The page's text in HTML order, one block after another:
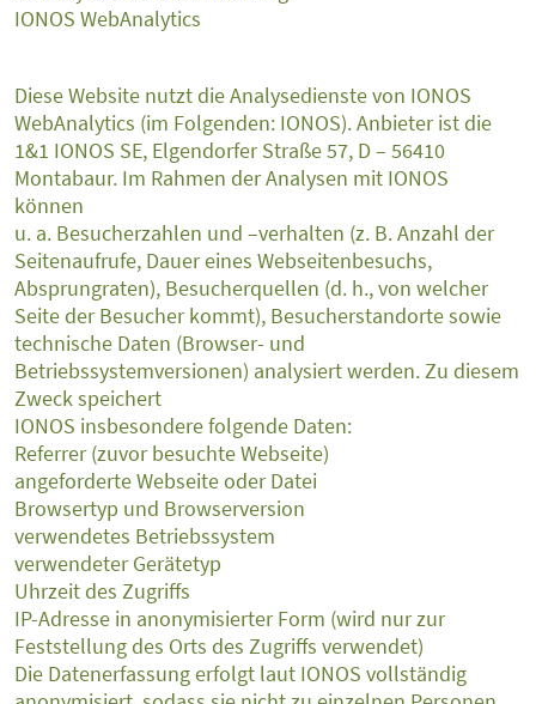
IONOS WebAnalytics
Diese Website nutzt die Analysedienste von IONOS
WebAnalytics (im Folgenden: IONOS). Anbieter ist die
1&1 IONOS SE, Elgendorfer Straße 57, D – 56410
Montabaur. Im Rahmen der Analysen mit IONOS
können
u. a. Besucherzahlen und –verhalten (z. B. Anzahl der
Seitenaufrufe, Dauer eines Webseitenbesuchs,
Absprungraten), Besucherquellen (d. h., von welcher
Seite der Besucher kommt), Besucherstandorte sowie
technische Daten (Browser- und
Betriebssystemversionen) analysiert werden. Zu diesem
Zweck speichert
IONOS insbesondere folgende Daten:
Referrer (zuvor besuchte Webseite)
angeforderte Webseite oder Datei
Browsertyp und Browserversion
verwendetes Betriebssystem
verwendeter Gerätetyp
Uhrzeit des Zugriffs
IP-Adresse in anonymisierter Form (wird nur zur
Feststellung des Orts des Zugriffs verwendet)
Die Datenerfassung erfolgt laut IONOS vollständig